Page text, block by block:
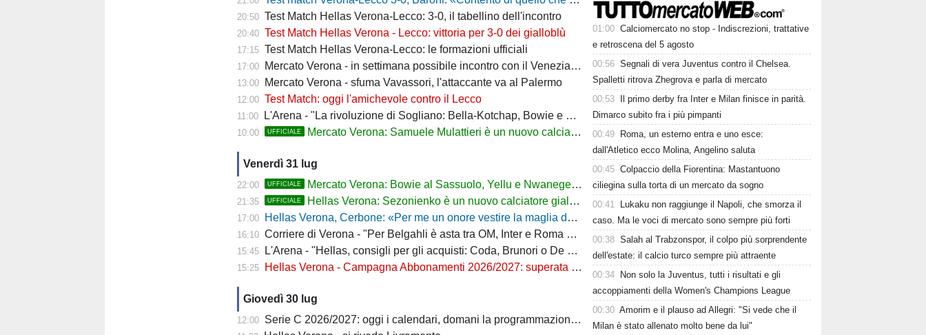
20:50 Test Match Hellas Verona-Lecco: 3-0, il tabellino dell'incontro
20:40 Test Match Hellas Verona - Lecco: vittoria per 3-0 dei gialloblù
17:15 Test Match Hellas Verona-Lecco: le formazioni ufficiali
17:00 Mercato Verona - in settimana possibile incontro con il Venezia per Montipò
13:00 Mercato Verona - sfuma Vavassori, l'attaccante va al Palermo
12:00 Test Match: oggi l'amichevole contro il Lecco
11:00 L'Arena - "La rivoluzione di Sogliano: Bella-Kotchap, Bowie e ora Belghali"
10:00 UFFICIALE Mercato Verona: Samuele Mulattieri è un nuovo calciatore gialloblù
Venerdì 31 lug
22:00 UFFICIALE Mercato Verona: Bowie al Sassuolo, Yellu e Nwanege in prestito
21:35 UFFICIALE Hellas Verona: Sezonienko è un nuovo calciatore gialloblù
17:00 Hellas Verona, Cerbone: «Per me un onore vestire la maglia dell'Hellas»
16:10 Corriere di Verona - "Per Belgahli è asta tra OM, Inter e Roma con base fissata a 15mln"
15:45 L'Arena - "Hellas, consigli per gli acquisti: Coda, Brunori o De Luca?"
15:25 Hellas Verona - Campagna Abbonamenti 2026/2027: superata quota 10mila tessere
Giovedì 30 lug
12:00 Serie C 2026/2027: oggi i calendari, domani la programmazione delle prime giornate
01:00 Calciomercato no stop - Indiscrezioni, trattative
e retroscena del 5 agosto
00:56 Segnali di vera Juventus contro il Chelsea.
Spalletti ritrova Zhegrova e parla di mercato
00:53
Il primo derby fra Inter e Milan finisce in parità.
Dimarco subito fra i più pimpanti
00:49
Roma, un esterno entra e uno esce:
dall'Atletico ecco Molina, Angelino saluta
00:45 Colpaccio della Fiorentina: Mastantuono
ciliegina sulla torta di un mercato da sogno
00:41
Lukaku non raggiunge il Napoli, che smorza il
caso. Ma le voci di mercato sono sempre più forti
00:38 Salah al Trabzonspor, il colpo più sorprendente
dell'estate: il calcio turco sempre più attraente
00:34
Non solo la Juventus, tutti i risultati e gli
accoppiamenti della Women's Champions League
00:30 Amorim e il plauso ad Allegri: "Si vede che il
Milan è stato allenato molto bene da lui"